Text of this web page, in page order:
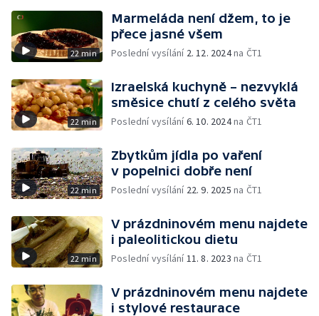
22 min
Marmeláda není džem, to je
přece jasné všem
Poslední vysílání 2. 12. 2024na ČT1
22 min
Izraelská kuchyně – nezvyklá
směsice chutí z celého světa
Poslední vysílání6. 10. 2024na ČT1
22 min
Zbytkům jídla po vaření
v popelnici dobře není
Poslední vysílání 22. 9. 2025 na ČT1
22 min
V prázdninovém menu najdete
i paleolitickou dietu
Poslední vysílání11. 8. 2023 na ČT1
V prázdninovém menu najdete
i stylové restaurace